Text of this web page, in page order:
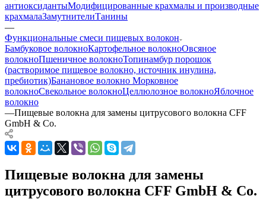
антиоксидантыМодифицированные крахмалы и производные
крахмалаЗамутнителиТанины
—
Функциональные смеси пищевых волокон
Бамбуковое волокноКартофельное волокноОвсяное
волокноПшеничное волокноТопинамбур порошок
(растворимое пищевое волокно, источник инулина,
пребиотик)Банановое волокно Морковное
волокноСвекольное волокноЦеллюлозное волокноЯблочное
волокно
—Пищевые волокна для замены цитрусового волокна CFF
GmbH & Co.
Пищевые волокна для замены
цитрусового волокна CFF GmbH & Co.